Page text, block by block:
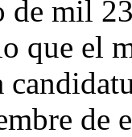
mil
que el
de